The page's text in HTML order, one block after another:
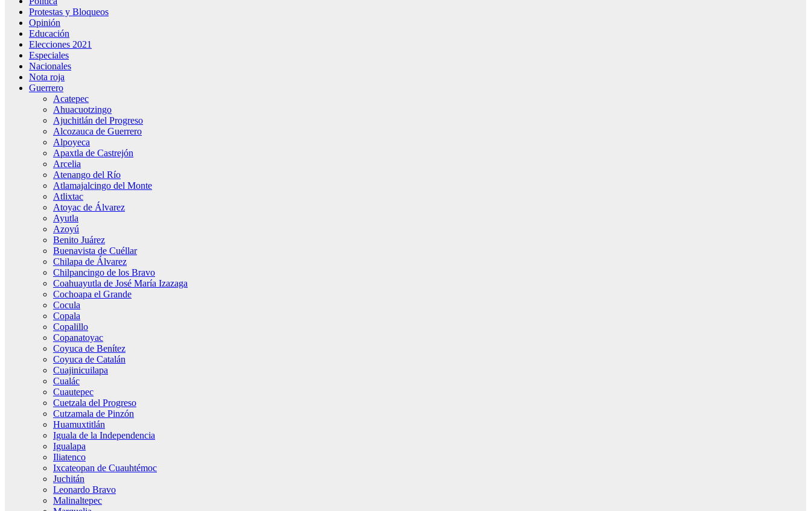
Protestas y Bloqueos
Opinión
Educación
Elecciones 2021
Especiales
Nacionales
Nota roja
Guerrero
Acatepec
Ahuacuotzingo
Ajuchitlán del Progreso
Alcozauca de Guerrero
Alpoyeca
Apaxtla de Castrejón
Arcelia
Atenango del Río
Atlamajalcingo del Monte
Atlixtac
Atoyac de Álvarez
Ayutla
Azoyú
Benito Juárez
Buenavista de Cuéllar
Chilapa de Álvarez
Chilpancingo de los Bravo
Coahuayutla de José María Izazaga
Cochoapa el Grande
Cocula
Copala
Copalillo
Copanatoyac
Coyuca de Benítez
Coyuca de Catalán
Cuajinicuilapa
Cualác
Cuautepec
Cuetzala del Progreso
Cutzamala de Pinzón
Huamuxtitlán
Iguala de la Independencia
Igualapa
Iliatenco
Ixcateopan de Cuauhtémoc
Juchitán
Leonardo Bravo
Malinaltepec